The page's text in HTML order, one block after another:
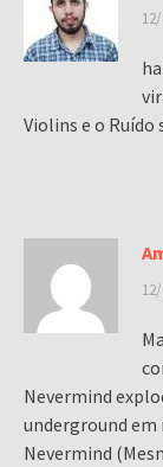
Violins e o
Nevermind
underground em
Nevermind